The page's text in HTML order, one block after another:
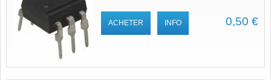
0,50 €
ACHETER INFO